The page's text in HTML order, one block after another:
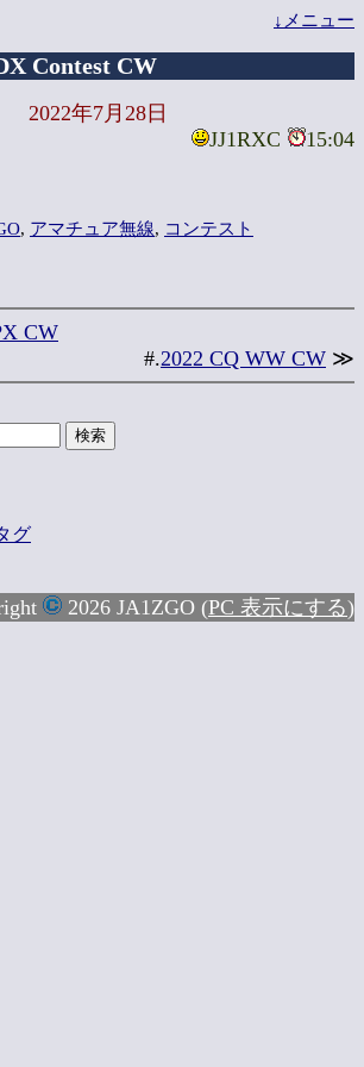
↓メニュー
Contest CW
2022年7月28日
JJ1RXC
15:04
, アマチュア無線, コンテスト
CW
#.2022 CQ WW CW ≫
グ
2026 JA1ZGO (PC 表示にする)